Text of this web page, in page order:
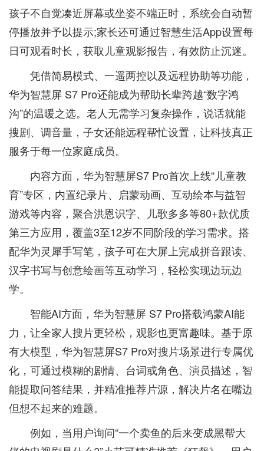
孩子不自觉凑近屏幕或坐姿不端正时，系统会自动暂
停播放并予以提示;家长还可通过智慧生活App设置每
日可观看时长，获取儿童观影报告，有效防止沉迷。
凭借简易模式、一遥两控以及远程协助等功能，
华为智慧屏 S7 Pro还能成为帮助长辈跨越“数字鸿
沟”的温暖之选。老人无需学习复杂操作，说话就能
搜剧、调音量，子女还能远程帮忙设置，让科技真正
服务于每一位家庭成员。
内容方面，华为智慧屏S7 Pro首次上线“儿童教
育”专区，内置纪录片、启蒙动画、互动绘本与益智
游戏等内容，聚合洪恩识字、儿歌多多等80+款优质
第三方应用，覆盖3至12岁不同阶段的学习需求。搭
配华为灵犀手写笔，孩子可在大屏上完成拼音跟读、
汉字书写与创意绘画等互动学习，轻松实现边玩边
学。
智能AI方面，华为智慧屏 S7 Pro搭载鸿蒙AI能
力，让全家人搜片更轻松，观影也更富趣味。基于原
有大模型，华为智慧屏S7 Pro对搜片场景进行专属优
化，可通过模糊的剧情、台词或角色、演员描述，智
能提取问答结果，并精准推荐片源，解决片名在嘴边
但想不起来的难题。
例如，当用户询问“一个卖鱼的后来变成黑帮大